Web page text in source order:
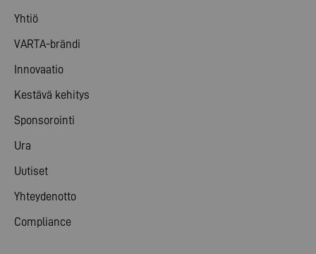
Yhtiö
VARTA-brändi
Innovaatio
Kestävä kehitys
Sponsorointi
Ura
Uutiset
Yhteydenotto
Compliance